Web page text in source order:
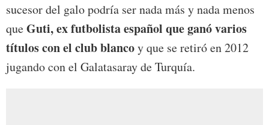
sucesor del galo podría ser nada más y nada menos
queGuti, ex futbolista español que ganó varios
títulos con el club blancoy que se retiró en 2012
jugando con el Galatasaray de Turquía.